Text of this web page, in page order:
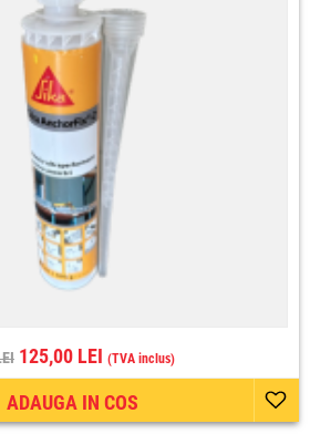
125,00 LEI (TVA inclus)
ADAUGA IN COS